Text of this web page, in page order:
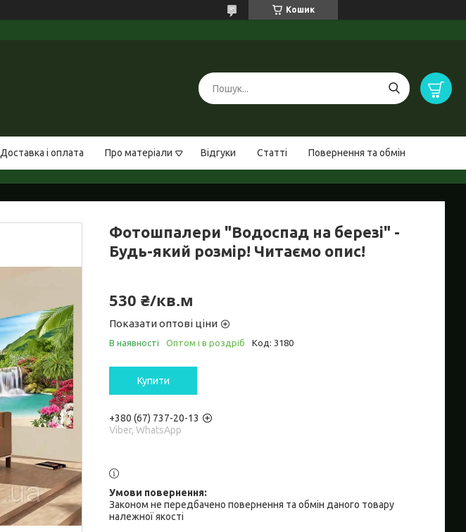
Кошик
Доставка і оплата Про матеріали Відгуки Статті Повернення та обмін
Фотошпалери "Водоспад на березі" -
Будь-який розмір! Читаємо опис!
530 ₴/кв.м
Показати оптові ціни
В наявності Оптом і в роздріб Код: 3180
Купити
+380 (67) 737-20-13
Viber, WhatsApp
Законом не передбачено повернення та обмін даного товару
належної якості